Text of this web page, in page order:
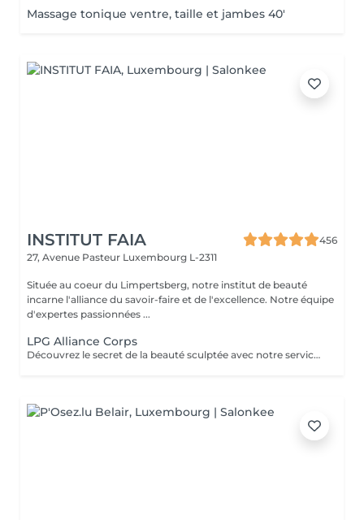
Massage tonique ventre, taille et jambes 40'
INSTITUT FAIA
456
27, Avenue Pasteur Luxembourg L-2311
Située au coeur du Limpertsberg, notre institut de beauté
incarne l'alliance du savoir-faire et de l'excellence. Notre équipe
d'expertes passionnées ...
LPG Alliance Corps
Découvrez le secret de la beauté sculptée avec notre service LPG Endermologie. Cette technologie de pointe est votre alliée pour une silhouette redessinée et une peau radieuse. Les soins Endermologie stimulent naturellement la production de collagène et d'élastine, réduisent l'aspect de la cellulite et raffermissent votre peau. Les résultats sont visibles dès les premières séances, vous laissant avec une confiance et une élégance accrues. Révélez votre beauté intérieure avec une silhouette plus harmonieuse. Optez pour le bien-être et la beauté, choisissez LPG Endermologie dès aujourd'hui.